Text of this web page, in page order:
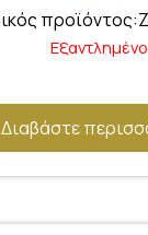
Εξαντλημένο
Διαβάστε